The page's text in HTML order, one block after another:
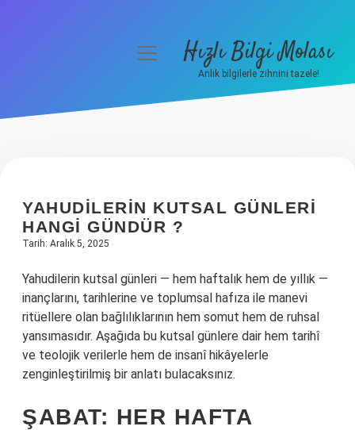
Hakkımızda
menüyüHızlı Bilgi Molası
Anlık bilgilerle zihnini tazele!
YAHUDILERIN KUTSAL GÜNLERI
HANGI GÜNDÜR ?
Tarih: Aralık 5, 2025
Yahudilerin kutsal günleri — hem haftalık hem de yıllık —
inançlarını, tarihlerine ve toplumsal hafıza ile manevi
ritüellere olan bağlılıklarının hem somut hem de ruhsal
yansımasıdır. Aşağıda bu kutsal günlere dair hem tarihî
ve teolojik verilerle hem de insanî hikâyelerle
zenginleştirilmiş bir anlatı bulacaksınız.
ŞABAT: HER HAFTA